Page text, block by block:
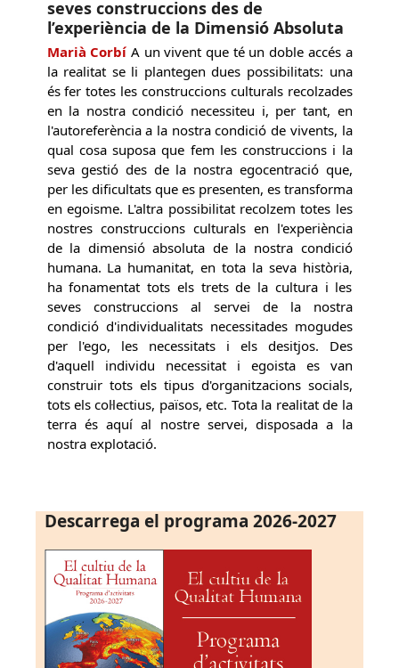
seves construccions des de
l’experiència de la Dimensió Absoluta
Marià Corbí A un vivent que té un doble accés a
la realitat se li plantegen dues possibilitats: una
és fer totes les construccions culturals recolzades
en la nostra condició necessiteu i, per tant, en
l'autoreferència a la nostra condició de vivents, la
qual cosa suposa que fem les construccions i la
seva gestió des de la nostra egocentració que,
per les dificultats que es presenten, es transforma
en egoisme. L'altra possibilitat recolzem totes les
nostres construccions culturals en l'experiència
de la dimensió absoluta de la nostra condició
humana. La humanitat, en tota la seva història,
ha fonamentat tots els trets de la cultura i les
seves construccions al servei de la nostra
condició d'individualitats necessitades mogudes
per l'ego, les necessitats i els desitjos. Des
d'aquell individu necessitat i egoista es van
construir tots els tipus d'organitzacions socials,
tots els col·lectius, països, etc. Tota la realitat de la
terra és aquí al nostre servei, disposada a la
nostra explotació.
Descarrega el programa 2026-2027